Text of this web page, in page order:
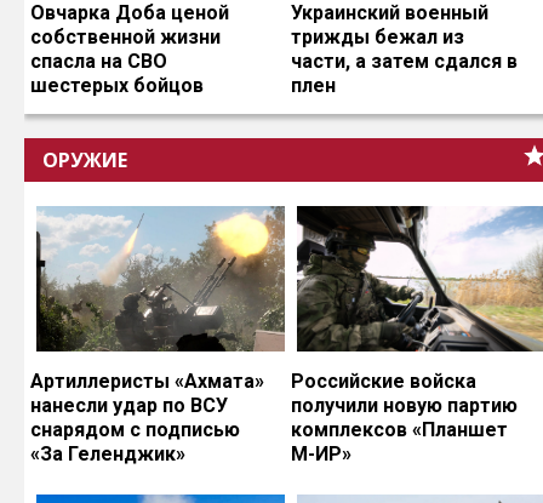
Овчарка Доба ценой
собственной жизни
спасла на СВО
шестерых бойцов
Украинский военный
трижды бежал из
части, а затем сдался в
плен
ОРУЖИЕ
Артиллеристы «Ахмата»
нанесли удар по ВСУ
снарядом с подписью
«За Геленджик»
Российские войска
получили новую партию
комплексов «Планшет
М-ИР»